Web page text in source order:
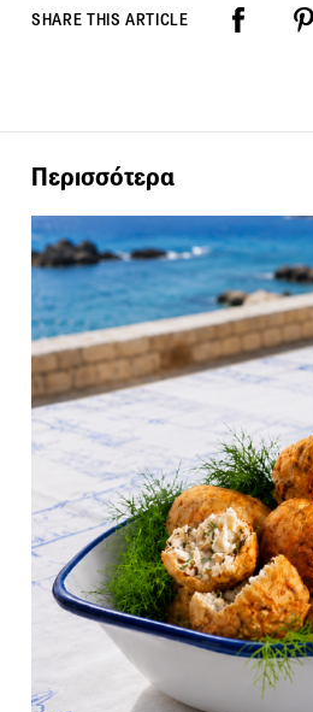
SHARE THIS ARTICLE
Περισσότερα